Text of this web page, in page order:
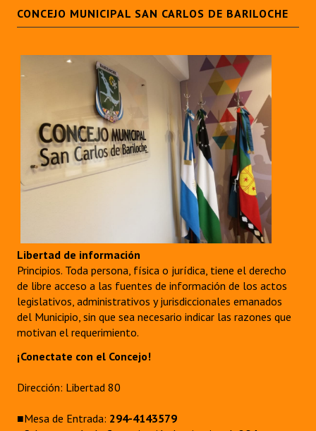
CONCEJO MUNICIPAL SAN CARLOS DE BARILOCHE
Libertad de información
Principios. Toda persona, física o jurídica, tiene el derecho
de libre acceso a las fuentes de información de los actos
legislativos, administrativos y jurisdiccionales emanados
del Municipio, sin que sea necesario indicar las razones que
motivan el requerimiento.
¡Conectate con el Concejo!
Dirección: Libertad 80
■Mesa de Entrada: 294-4143579